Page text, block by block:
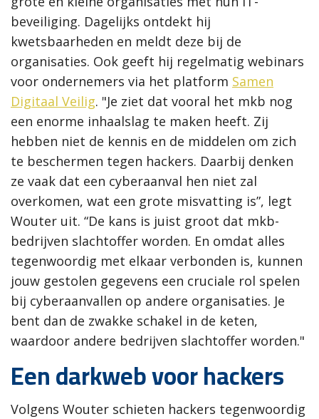
beveiliging. Dagelijks ontdekt hij
kwetsbaarheden en meldt deze bij de
organisaties. Ook geeft hij regelmatig webinars
voor ondernemers via het platform Samen
Digitaal Veilig. "Je ziet dat vooral het mkb nog
een enorme inhaalslag te maken heeft. Zij
hebben niet de kennis en de middelen om zich
te beschermen tegen hackers. Daarbij denken
ze vaak dat een cyberaanval hen niet zal
overkomen, wat een grote misvatting is”, legt
Wouter uit. “De kans is juist groot dat mkb-
bedrijven slachtoffer worden. En omdat alles
tegenwoordig met elkaar verbonden is, kunnen
jouw gestolen gegevens een cruciale rol spelen
bij cyberaanvallen op andere organisaties. Je
bent dan de zwakke schakel in de keten,
waardoor andere bedrijven slachtoffer worden."
Een darkweb voor hackers
Volgens Wouter schieten hackers tegenwoordig